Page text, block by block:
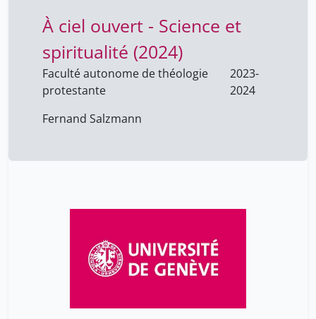
À ciel ouvert - Science et
spiritualité (2024)
Faculté autonome de théologie
protestante
2023-
2024
Fernand Salzmann